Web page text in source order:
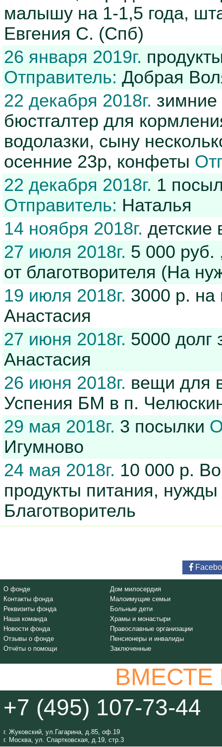
малышу на 1-1,5 года,
Евгения С. (Спб)
26 января 2019г.
Отправитель: Добрая
22 декабря 2018г.
бюстгалтер для
водолазки, сыну
осенние 23р, конфеты
22 декабря 2018г. 1
Отправитель: Наталья
14 ноября 2018г.
27 июля 2018г. 5 000
от благотворителя (На
19 июля 2018г. 3000 р.
Анастасия
27 июня 2018г. 5000
Анастасия
26 июня 2018г. вещи для
Успения БМ в п.
29 мая 2018г. 3 посылки
Игумново
24 мая 2018г. 10 000 р.
продукты питания,
Благотворитель
О фонде
Контакты фонда
Реквизиты фонда
Наша команда
Новости фонда
Отзывы о фонде
Отчёты о помощи
Дом милосердия
Малоимущие семьи
Больные дети
Храмы и монастыри
Православные организации
Пенсионеры и инвалиды
Заключенные
+7 (495) 107-73-44
г. Жуковский, ул.Гагарина, д.85, оф.19
г. Москва, ул. Спартковская, д.19, стр.3